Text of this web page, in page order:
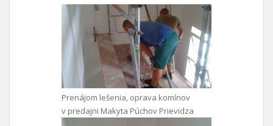
Prenájom lešenia, oprava komínov
v predajni Makyta Púchov Prievidza